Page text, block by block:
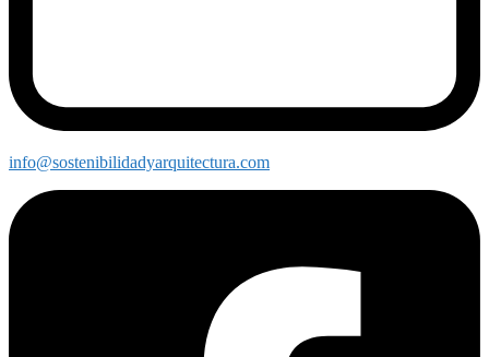
info@sostenibilidadyarquitectura.com